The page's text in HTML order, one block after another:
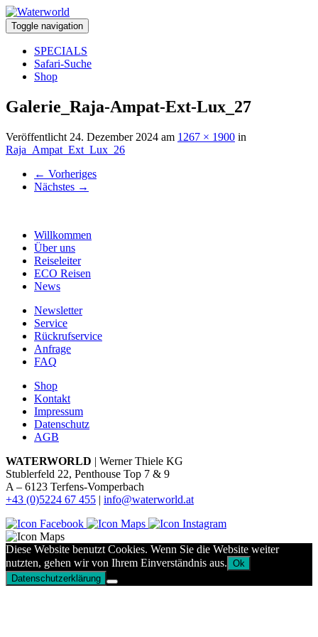
Toggle navigation
SPECIALS
Safari-Suche
Shop
Galerie_Raja-Ampat-Ext-Lux_27
Veröffentlicht 24. Dezember 2024 am 1267 × 1900 in
Raja_Ampat_Ext_Lux_26
← Vorheriges
Nächstes →
Willkommen
Über uns
Reiseleiter
ECO Reisen
News
Newsletter
Service
Rückrufservice
Anfrage
FAQ
Shop
Kontakt
Impressum
Datenschutz
AGB
WATERWORLD | Werner Thiele KG
Stublerfeld 22, Penthouse Top 7 & 9
A – 6123 Terfens-Vomperbach
+43 (0)5224 67 455 | info@waterworld.at
Diese Website benutzt Cookies. Wenn Sie die Website weiter
nutzten, gehen wir von Ihrem Einverständnis aus. Ok
Datenschutzerklärung